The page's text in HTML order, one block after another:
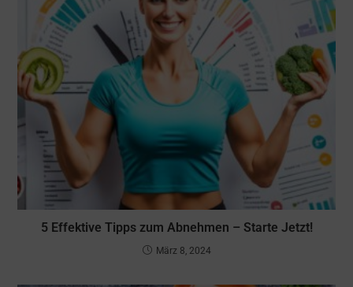
5 Effektive Tipps zum Abnehmen – Starte Jetzt!
März 8, 2024